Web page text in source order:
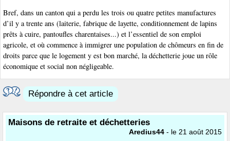
Bref, dans un canton qui a perdu les trois ou quatre petites manufactures
d’il y a trente ans (laiterie, fabrique de layette, conditionnement de lapins
prêts à cuire, pantoufles charentaises...) et l’essentiel de son emploi
agricole, et où commence à immigrer une population de chômeurs en fin de
droits parce que le logement y est bon marché, la déchetterie joue un rôle
économique et social non négligeable.
Répondre à cet article
Maisons de retraite et déchetteries
Aredius44 - le 21 août 2015